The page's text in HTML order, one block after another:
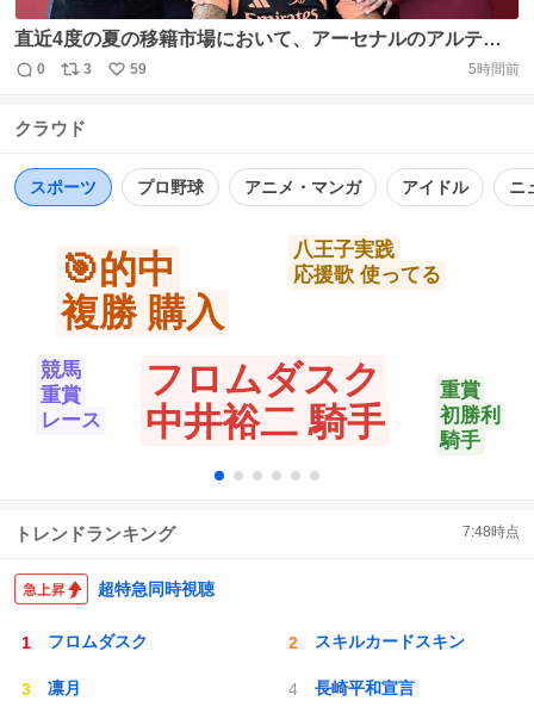
直近4度の夏の移籍市場において、アーセナルのアルテタ
監督はプレミアリーグの他クラブからキャプテンを3名獲
スティアン・ノアゴール 2026/27：ブルーノ・ギマランイ
返
数
0
リ
ス
数
3
い
59 5時間前
クラウド
スポーツ プロ野球 アニメ・マンガ アイドル ニ
フロムダスク
中井裕二 騎手
🎯的中
複勝 購入
八王子実践
応援歌 使ってる
重賞
初勝利
騎手
競馬
重賞
レース
トレンドランキング 7:48時点
超特急同時視聴
フロムダスク スキルカードスキン
凛月 長崎平和宣言